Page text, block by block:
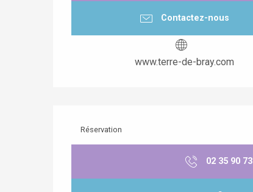
Contactez-nous
www.terre-de-bray.com
Réservation
02 35 90 73